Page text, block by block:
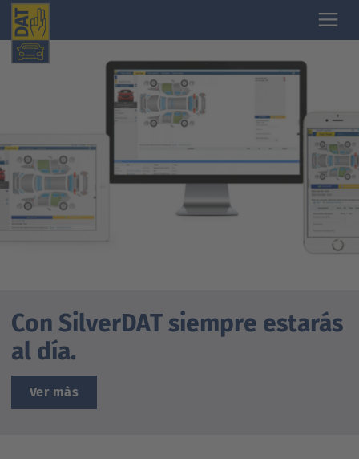
Con SilverDAT siempre estarás
al día.
Ver màs